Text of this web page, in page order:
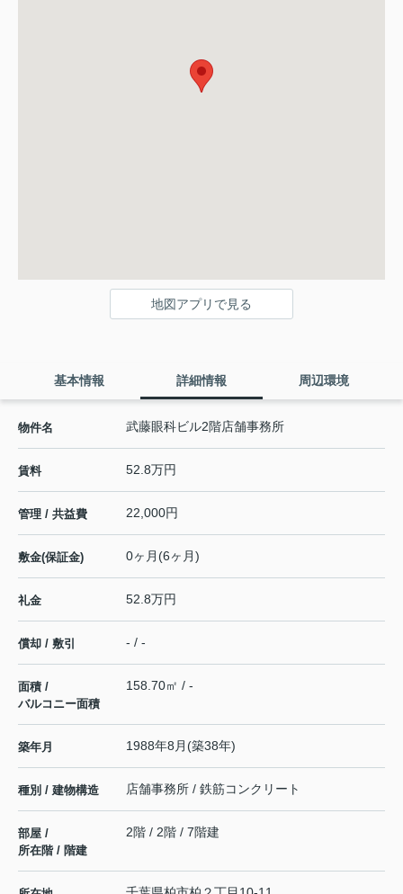
地図アプリで見る
基本情報 詳細情報 周辺環境
物件名 武藤眼科ビル2階店舗事務所
賃料 52.8万円
管理 / 共益費 22,000円
敷金(保証金) 0ヶ月(6ヶ月)
礼金 52.8万円
償却 / 敷引 - / -
面積 /
バルコニー面積
158.70㎡ / -
築年月 1988年8月(築38年)
種別 / 建物構造 店舗事務所 / 鉄筋コンクリート
部屋 /
所在階 / 階建
2階 / 2階 / 7階建